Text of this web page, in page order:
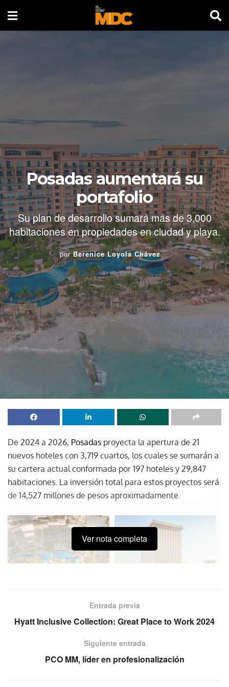
Posadas aumentará su
portafolio
Su plan de desarrollo sumará más de 3,000
habitaciones en propiedades en ciudad y playa.
por Berenice Loyola Chávez
De 2024 a 2026, Posadas proyecta la apertura de 21
nuevos hoteles con 3,719 cuartos, los cuales se sumarán a
su cartera actual conformada por 197 hoteles y 29,847
habitaciones. La inversión total para estos proyectos será
de 14,527 millones de pesos aproximadamente.
Ver nota completa
Entrada previa
Hyatt Inclusive Collection: Great Place to Work 2024
Siguiente entrada
PCO MM, líder en profesionalización